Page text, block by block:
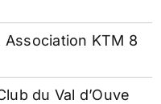
Association KTM 8
du Val d’Ouve